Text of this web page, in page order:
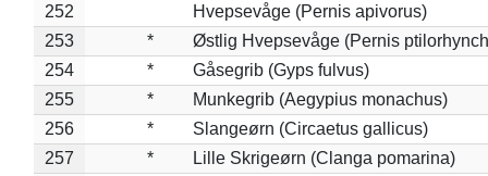
252
Hvepsevåge (Pernis apivorus)
253
*
Østlig Hvepsevåge (Pernis
254
*
Gåsegrib (Gyps fulvus)
255
*
Munkegrib (Aegypius monachus)
256
*
Slangeørn (Circaetus gallicus)
257
*
Lille Skrigeørn (Clanga pomarina)